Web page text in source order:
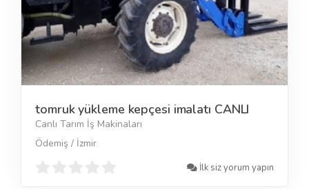
tomruk yükleme kepçesi imalatı CANLI
Canlı Tarım İş Makinaları
Ödemiş / İzmir
İlk siz yorum yapın